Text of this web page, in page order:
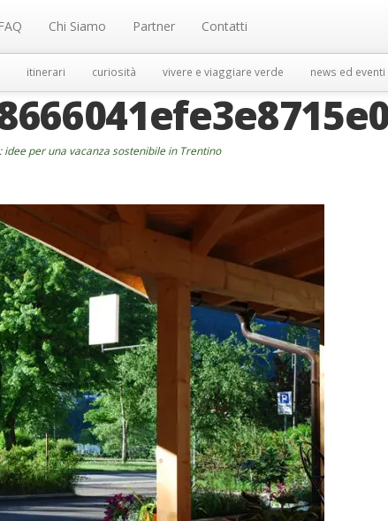
Chi Siamo Partner Contatti
itinerari curiosità vivere e viaggiare verde news ed eventi
per una vacanza sostenibile in Trentino